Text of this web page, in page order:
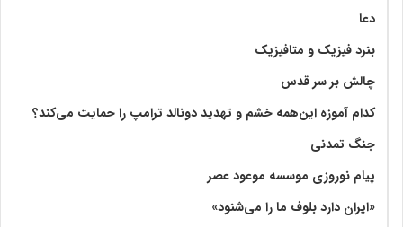
دعا
بنرد فیزیک و متافیزیک
چالش بر سر قدس
کدام آموزه این‌همه خشم و تهدید دونالد ترامپ را حمایت می‌کند؟
جنگ تمدنی
پیام نوروزی موسسه موعود عصر
«ایران دارد بلوف ما را می‌شنود»